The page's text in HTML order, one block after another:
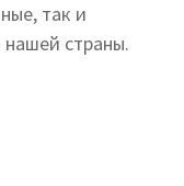
так и
страны.